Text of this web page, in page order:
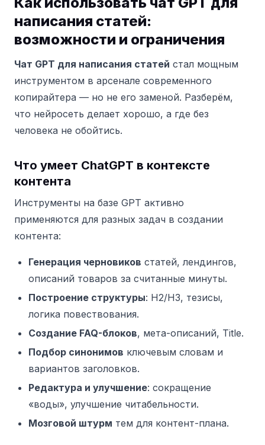
написания статей:
возможности и ограничения
Чат GPT для написания статей стал мощным
инструментом в арсенале современного
копирайтера — но не его заменой. Разберём,
что нейросеть делает хорошо, а где без
человека не обойтись.
Что умеет ChatGPT в контексте
контента
Инструменты на базе GPT активно
применяются для разных задач в создании
контента:
Генерация черновиков статей, лендингов,
описаний товаров за считанные минуты.
Построение структуры: H2/H3, тезисы,
логика повествования.
Создание FAQ-блоков, мета-описаний, Title.
Подбор синонимов ключевым словам и
вариантов заголовков.
Редактура и улучшение: сокращение
«воды», улучшение читабельности.
Мозговой штурм тем для контент-плана.